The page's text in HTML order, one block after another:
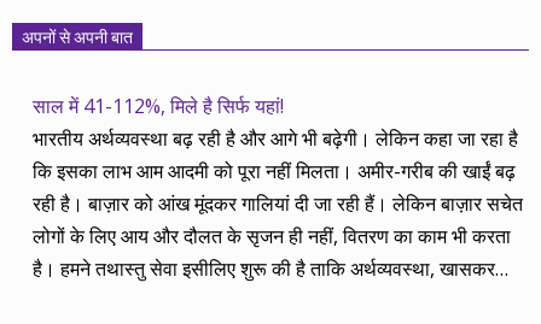
अपनों से अपनी बात
साल में 41-112%, मिले है सिर्फ यहां!
भारतीय अर्थव्यवस्था बढ़ रही है और आगे भी बढ़ेगी। लेकिन कहा जा रहा है
कि इसका लाभ आम आदमी को पूरा नहीं मिलता। अमीर-गरीब की खाईं बढ़
रही है। बाज़ार को आंख मूंदकर गालियां दी जा रही हैं। लेकिन बाज़ार सचेत
लोगों के लिए आय और दौलत के सृजन ही नहीं, वितरण का काम भी करता
है। हमने तथास्तु सेवा इसीलिए शुरू की है ताकि अर्थव्यवस्था, खासकर